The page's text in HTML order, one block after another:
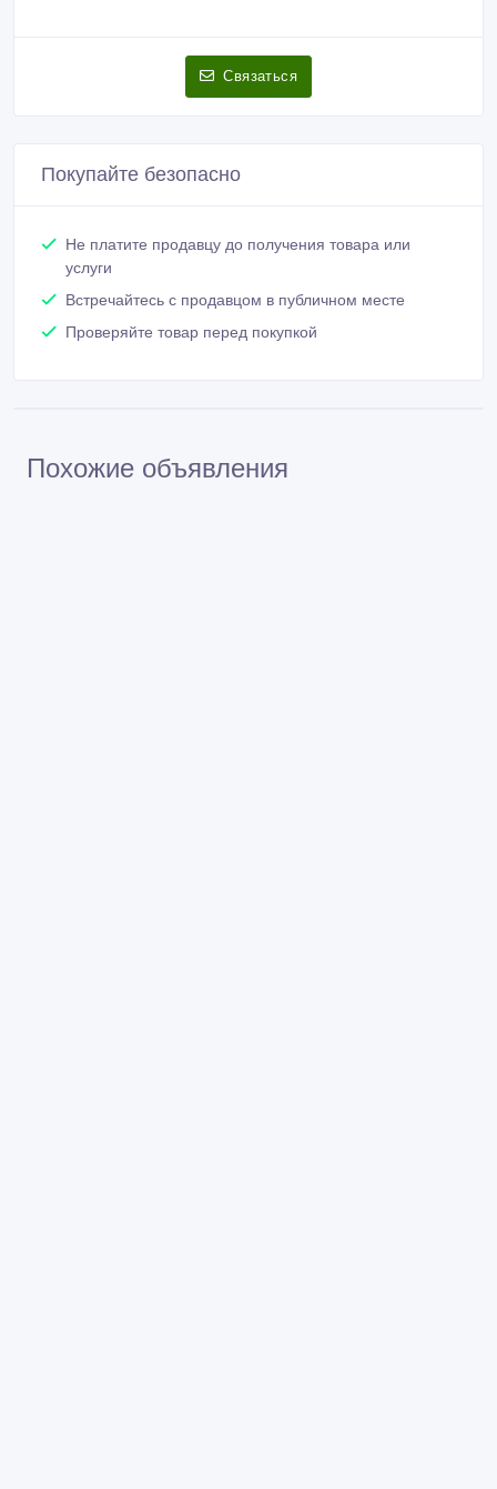
Связаться
Покупайте безопасно
Не платите продавцу до получения товара или
услуги
Встречайтесь с продавцом в публичном месте
Проверяйте товар перед покупкой
Похожие объявления